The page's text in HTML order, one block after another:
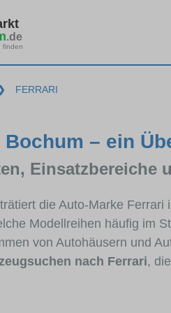
.de
finden
FERRARI
Bochum – ein
Einsatzbereiche
die Auto-Marke
Modellreihen häufig im
von Autohäusern und
nach Ferrari,